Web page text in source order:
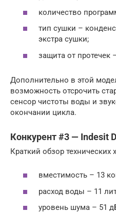
количество
тип сушки –
экстра сушки;
защита от протечек
Дополнительно в этой
возможность отсрочить
сенсор чистоты воды и
окончании цикла.
Конкурент #3 — Indesit
Краткий обзор технических
вместимость – 13
расход воды – 11
уровень шума – 51